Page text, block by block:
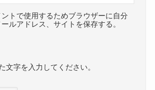
トで使用するためブラウザーに自分
ルアドレス、サイトを保存する。
文字を入力してください。